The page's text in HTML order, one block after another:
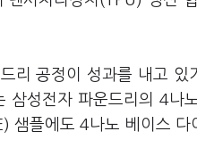
리 공정이 성과를 내고 있
성전자 파운드리의 4나
플에도 4나노 베이스 다